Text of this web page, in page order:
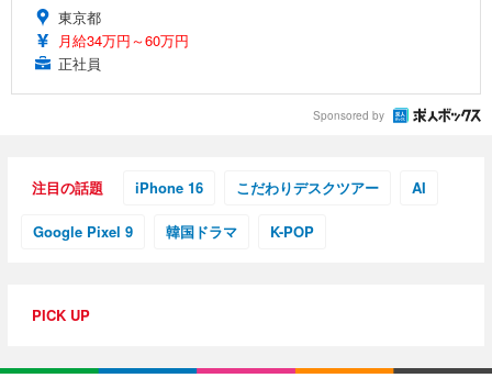
東京都
月給34万円～60万円
正社員
Sponsored by
注目の話題 iPhone 16 こだわりデスクツアー AI
Google Pixel 9 韓国ドラマ K-POP
PICK UP